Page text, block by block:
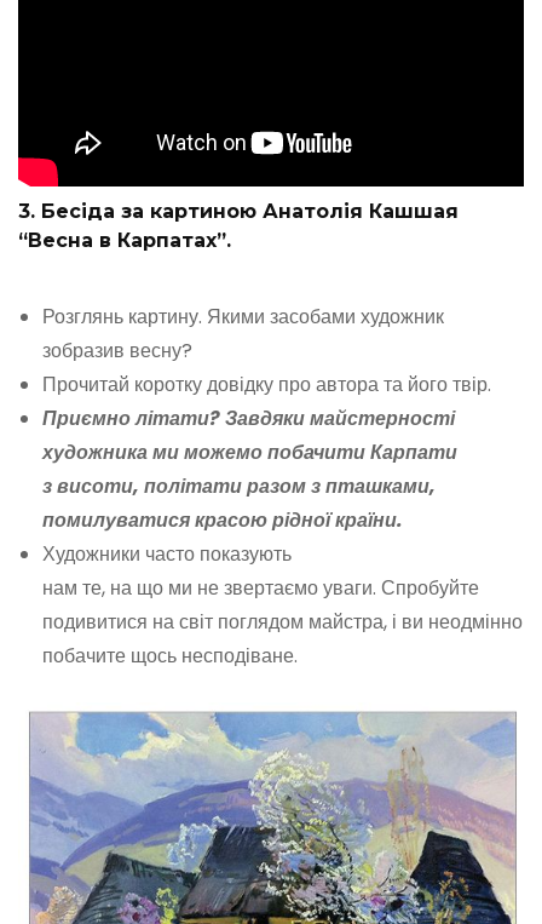
3. Бесіда за картиною Анатолія Кашшая
“Весна в Карпатах”.
Розглянь картину. Якими засобами художник
зобразив весну?
Прочитай коротку довідку про автора та його твір.
Приємно літати? Завдяки майстерності
художника ми можемо побачити Карпати
з висоти, політати разом з пташками,
помилуватися красою рідної країни.
Художники часто показують
нам те, на що ми не звертаємо уваги. Спробуйте
подивитися на світ поглядом майстра, і ви неодмінно
побачите щось несподіване.